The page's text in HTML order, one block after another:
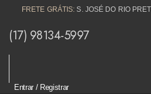
FRETE GRÁTIS: S. JOSÉ DO RIO PRETO!
(17) 98134-5997
Entrar / Registrar